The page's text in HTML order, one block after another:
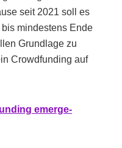
seit 2021 soll es
mindestens Ende
Grundlage zu
Crowdfunding auf
emerge-